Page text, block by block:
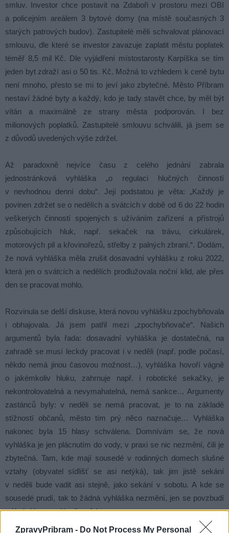
ZpravyPribram - Do Not Process My Personal
smluv. Investor chce postavit na Zdaboři v prostoru mezi OBI
a policejním areálem 3 bytové domy (na místě současných 3
starých patrových budov). Zastupitelé měli schvalovat plánovací
smlouvu, dle které se investor zavazuje zaplatit městu poplatek
téměř 8,5 mil Kč. Dle vyjádření místostarosty Karpíška se tím
jeden byt zdraží asi o 50 tis. Kč. Možná to vzhledem k ceně bytu
není mnoho, přesto se mi to jeví jako zbytečné. Město Příbram
nestaví žádné byty a každý, kdo je tady stavět chce, by měl být
vítán a maximálně ze strany města podporován. I bez
milionových poplatků. Zastupitelé smlouvu schválili, já jsem se
z důvodů uvedených výše zdržel.
Až paradoxně nejvíce času z celého jednání zabrala
jednostránková vyhláška „o regulaci hlučných činností
v nevhodnou denní dobu“. Její podstatou je věta: „Každý je
povinen zdržet se o nedělích a svátcích v době od 6 do 22 hodin
veškerých činností spojených s užíváním zařízení a přístrojů
způsobujících hluk, např. sekaček na trávu, cirkulárek,
motorových pil a křovinořezů, střelby z palných zbraní.“. Dodám,
že nová vyhláška měla zrušit dosavadní vyhlášku z roku 2022,
která jen o svátcích a nedělích prodlužovala noční klid, ale přes
den se pracovat mohlo.
Rozvinula se delší diskuse, která novou vyhlášku zpochybňovala
i obhajovala. Já jsem patřil mezi „zpochybňovače“. Našich
argumentů byla řada: dosavadní vyhláška je dostatečná, na
zahradě se musí leckdy pracovat i v neděli (např. podle počasí,
někdo nemá jinou časovou možnost…), vyhláška hovoří vágně
o jakémkoliv hluku, zahrnuje např. i robotické sekačky, je
nekontrolovatelná a nevymahatelná, nemá sankce… Argumenty
zastánců byly: v neděli se nemá pracovat, je to na základě
stížností občanů, město tím prý něco naznačuje… Vyhláška
nakonec byla 15 hlasy schválena. Domnívám se, že nová
vyhláška je jen plácnutím do vody, v praxi se nic nezmění, čili je
zbytečná. Tam, kde mají sousedé v rodinných domech slušné
vztahy (obyvatel sídlišť se asi netýká), tak jim jistě sekání
v neděli bude vadit asi stejně, jako sekání v sobotu. A kde se
sousedé prudí, tak to žádná vyhláška nezmění, jen se povzbudí
udávání bez pozitivního efektu.